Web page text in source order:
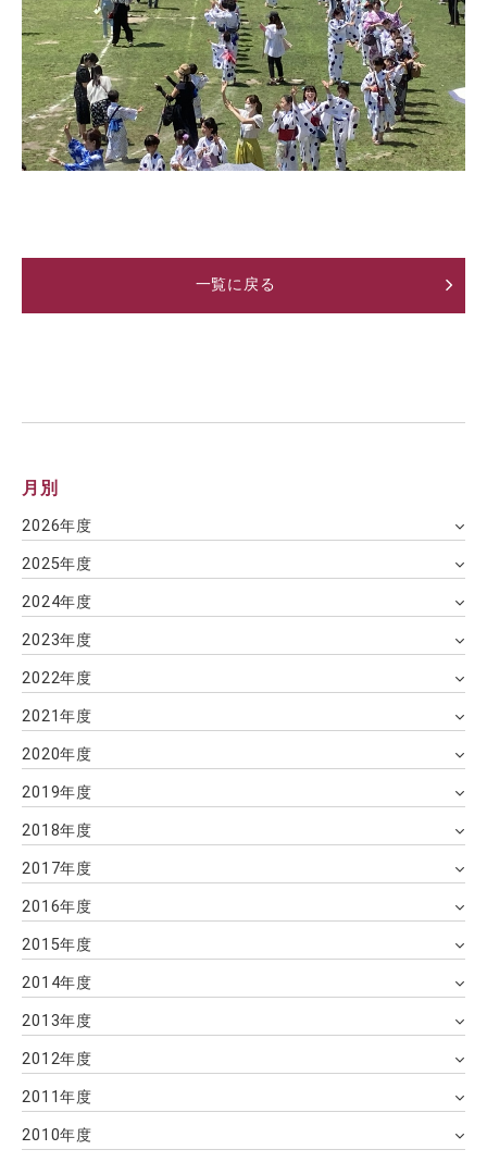
一覧に戻る
月別
2026年度
2025年度
2024年度
2023年度
2022年度
2021年度
2020年度
2019年度
2018年度
2017年度
2016年度
2015年度
2014年度
2013年度
2012年度
2011年度
2010年度